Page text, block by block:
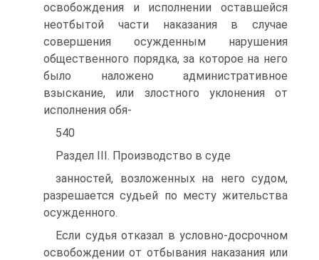
освобождения и исполнении оставшейся
неотбытой части наказания в случае
совершения осужденным нарушения
общественного порядка, за которое на него
было наложено административное
взыскание, или злостного уклонения от
исполнения обя-
540
Раздел III. Производство в суде
занностей, возложенных на него судом,
разрешается судьей по месту жительства
осужденного.
Если судья отказал в условно-досрочном
освобождении от отбывания наказания или